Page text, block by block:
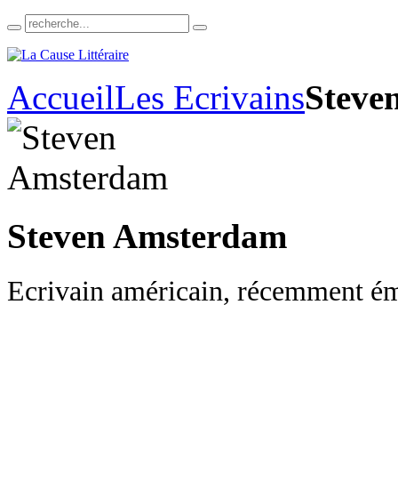
AccueilLes Ecrivains
Steven Amsterdam
Ecrivain américain, récemment